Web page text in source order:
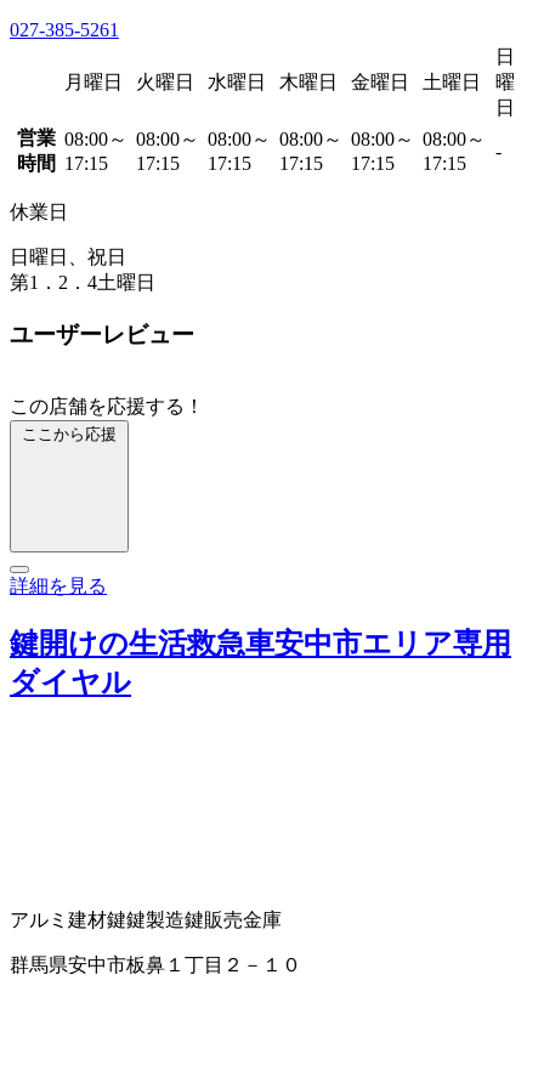
027-385-5261
月曜日 火曜日 水曜日 木曜日 金曜日 土曜日
日
曜
日
営業
時間
08:00～
17:15
08:00～
17:15
08:00～
17:15
08:00～
17:15
08:00～
17:15
08:00～
17:15
-
休業日
日曜日、祝日
第1．2．4土曜日
ユーザーレビュー
この店舗を応援する！
ここから応援
詳細を見る
鍵開けの生活救急車安中市エリア専用
ダイヤル
アルミ建材鍵鍵製造鍵販売金庫
群馬県安中市板鼻１丁目２－１０